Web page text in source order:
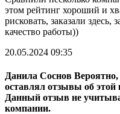
этом рейтинг хороший и
рисковать, заказали здесь,
качество работы))
20.05.2024 09:35
Данила Соснов Вероятно,
оставлял отзывы об этой
Данный отзыв не
компании.